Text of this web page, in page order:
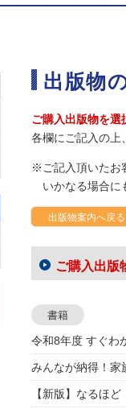
出版物
ご購入出版物を選
各欄にご記入の上
※ご記入頂いたお
いかなる場合に
出版物案内へ戻る
ご購入出版
書籍
令和8年度 すぐわ
みんなが納得！家
【新版】なるほ